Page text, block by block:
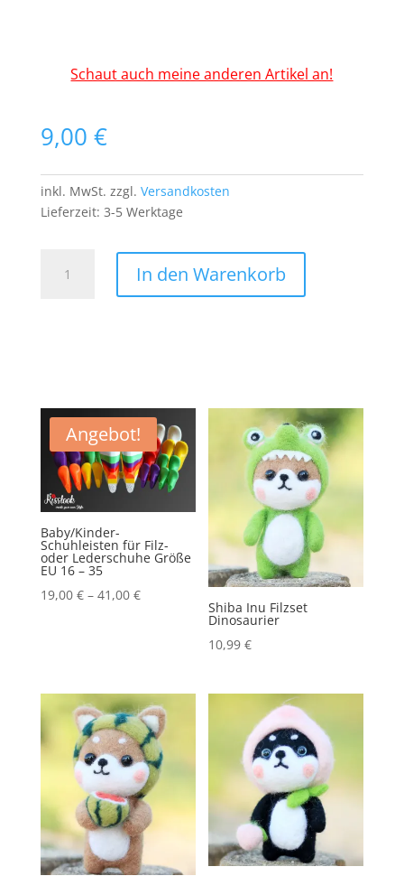
Schaut auch meine anderen Artikel an!
9,00 €
inkl. MwSt. zzgl. Versandkosten
Lieferzeit: 3-5 Werktage
Henker
Scharfrichter
Western
Suizid
Menge
In den Warenkorb
Angebot!
Baby/Kinder-
Schuhleisten für Filz-
oder Lederschuhe Größe
EU 16 – 35
19,00 €– 41,00 €
Shiba Inu Filzset
Dinosaurier
10,99€